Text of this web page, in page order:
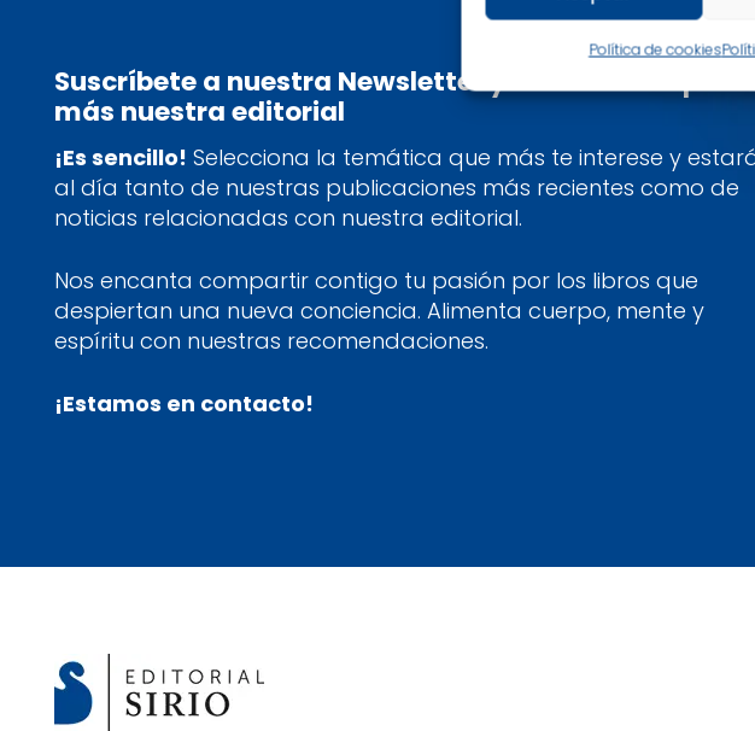
Política de cookies
Suscríbete a nuestra Newsletter y descubre un poco
más nuestra editorial
¡Es sencillo! Selecciona la temática que más te interese y
al día tanto de nuestras publicaciones más recientes como de
noticias relacionadas con nuestra editorial.
Nos encanta compartir contigo tu pasión por los libros que
despiertan una nueva conciencia. Alimenta cuerpo, mente y
espíritu con nuestras recomendaciones.
¡Estamos en contacto!